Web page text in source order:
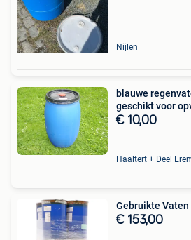
Nijlen
blauwe
geschikt voor
€ 10,00
Haaltert + Deel
Gebruikte
€ 153,00